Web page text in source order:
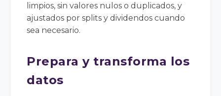
limpios, sin valores nulos o duplicados, y
ajustados por splits y dividendos cuando
sea necesario.
Prepara y transforma los
datos